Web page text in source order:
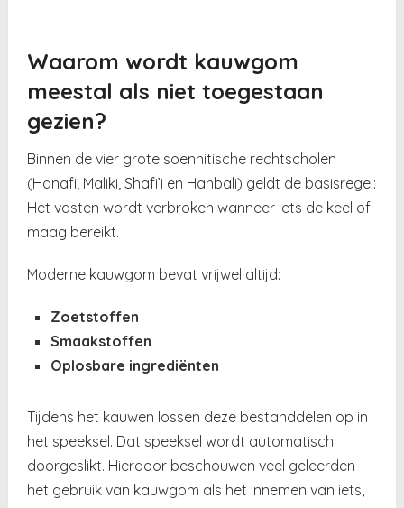
Waarom wordt kauwgom
meestal als niet toegestaan
gezien?
Binnen de vier grote soennitische rechtscholen
(Hanafi, Maliki, Shafi’i en Hanbali) geldt de basisregel:
Het vasten wordt verbroken wanneer iets de keel of
maag bereikt.
Moderne kauwgom bevat vrijwel altijd:
Zoetstoffen
Smaakstoffen
Oplosbare ingrediënten
Tijdens het kauwen lossen deze bestanddelen op in
het speeksel. Dat speeksel wordt automatisch
doorgeslikt. Hierdoor beschouwen veel geleerden
het gebruik van kauwgom als het innemen van iets,